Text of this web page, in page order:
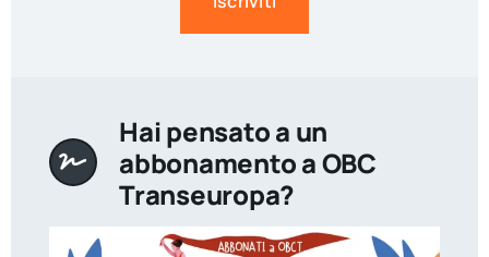
Hai pensato a un
abbonamento a OBC
Transeuropa?